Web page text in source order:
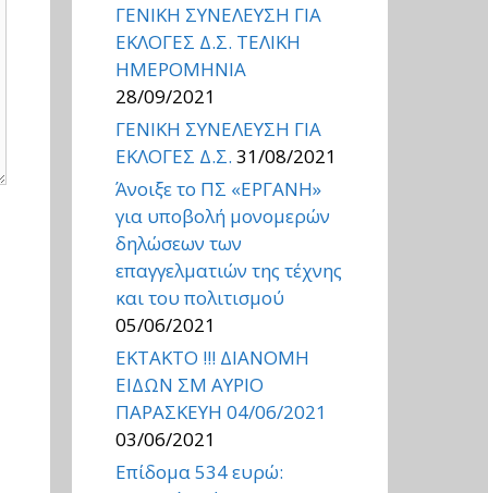
ΓΕΝΙΚΗ ΣΥΝΕΛΕΥΣΗ ΓΙΑ
ΕΚΛΟΓΕΣ Δ.Σ. ΤΕΛΙΚΗ
ΗΜΕΡΟΜΗΝΙΑ
28/09/2021
ΓΕΝΙΚΗ ΣΥΝΕΛΕΥΣΗ ΓΙΑ
ΕΚΛΟΓΕΣ Δ.Σ. 31/08/2021
Άνοιξε το ΠΣ «ΕΡΓΑΝΗ»
για υποβολή μονομερών
δηλώσεων των
επαγγελματιών της τέχνης
και του πολιτισμού
05/06/2021
ΕΚΤΑΚΤΟ !!! ΔΙΑΝΟΜΗ
ΕΙΔΩΝ ΣΜ ΑΥΡΙΟ
ΠΑΡΑΣΚΕΥΗ 04/06/2021
03/06/2021
Επίδομα 534 ευρώ: